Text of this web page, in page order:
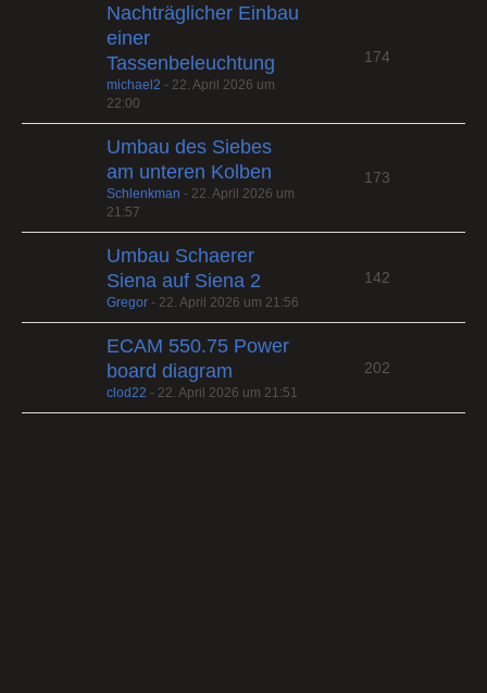
Nachträglicher Einbau
einer
Tassenbeleuchtung
michael2 - 22. April 2026 um
22:00
174
Umbau des Siebes
am unteren Kolben
Schlenkman - 22. April 2026 um
21:57
173
Umbau Schaerer
Siena auf Siena 2
Gregor - 22. April 2026 um 21:56
142
ECAM 550.75 Power
board diagram
clod22 - 22. April 2026 um 21:51
202